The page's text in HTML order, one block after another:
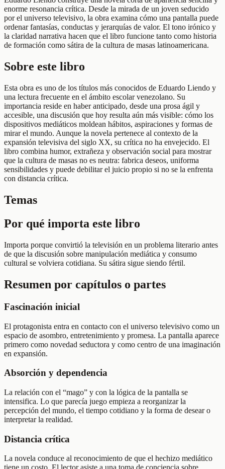
enorme resonancia crítica. Desde la mirada de un joven seducido
por el universo televisivo, la obra examina cómo una pantalla puede
ordenar fantasías, conductas y jerarquías de valor. El tono irónico y
la claridad narrativa hacen que el libro funcione tanto como historia
de formación como sátira de la cultura de masas latinoamericana.
Sobre este libro
Esta obra es uno de los títulos más conocidos de Eduardo Liendo y
una lectura frecuente en el ámbito escolar venezolano. Su
importancia reside en haber anticipado, desde una prosa ágil y
accesible, una discusión que hoy resulta aún más visible: cómo los
dispositivos mediáticos moldean hábitos, aspiraciones y formas de
mirar el mundo. Aunque la novela pertenece al contexto de la
expansión televisiva del siglo XX, su crítica no ha envejecido. El
libro combina humor, extrañeza y observación social para mostrar
que la cultura de masas no es neutra: fabrica deseos, uniforma
sensibilidades y puede debilitar el juicio propio si no se la enfrenta
con distancia crítica.
Temas
Por qué importa este libro
Importa porque convirtió la televisión en un problema literario antes
de que la discusión sobre manipulación mediática y consumo
cultural se volviera cotidiana. Su sátira sigue siendo fértil.
Resumen por capítulos o partes
Fascinación inicial
El protagonista entra en contacto con el universo televisivo como un
espacio de asombro, entretenimiento y promesa. La pantalla aparece
primero como novedad seductora y como centro de una imaginación
en expansión.
Absorción y dependencia
La relación con el “mago” y con la lógica de la pantalla se
intensifica. Lo que parecía juego empieza a reorganizar la
percepción del mundo, el tiempo cotidiano y la forma de desear o
interpretar la realidad.
Distancia crítica
La novela conduce al reconocimiento de que el hechizo mediático